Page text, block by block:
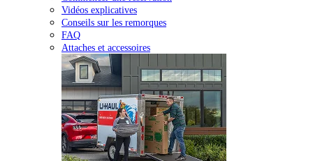
Vidéos explicatives
Conseils sur les remorques
FAQ
Attaches et accessoires